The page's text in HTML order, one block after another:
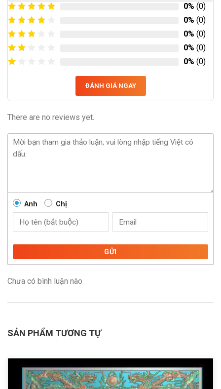
0% (0)
0% (0)
0% (0)
0% (0)
0% (0)
ĐÁNH GIÁ NGAY
There are no reviews yet.
Anh Chị
GỬI
Chưa có bình luận nào
SẢN PHẨM TƯƠNG TỰ